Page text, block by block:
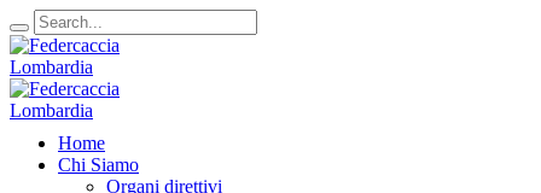
Home
Chi Siamo
Organi direttivi